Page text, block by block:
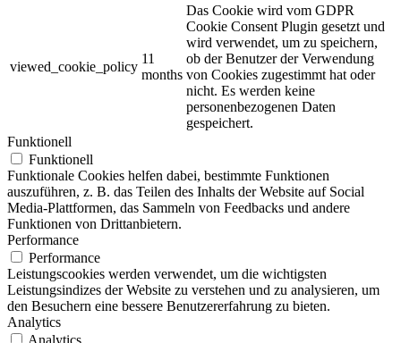
viewed_cookie_policy
11
months
Das Cookie wird vom GDPR
Cookie Consent Plugin gesetzt und
wird verwendet, um zu speichern,
ob der Benutzer der Verwendung
von Cookies zugestimmt hat oder
nicht. Es werden keine
personenbezogenen Daten
gespeichert.
Funktionell
Funktionell
Funktionale Cookies helfen dabei, bestimmte Funktionen
auszuführen, z. B. das Teilen des Inhalts der Website auf Social
Media-Plattformen, das Sammeln von Feedbacks und andere
Funktionen von Drittanbietern.
Performance
Performance
Leistungscookies werden verwendet, um die wichtigsten
Leistungsindizes der Website zu verstehen und zu analysieren, um
den Besuchern eine bessere Benutzererfahrung zu bieten.
Analytics